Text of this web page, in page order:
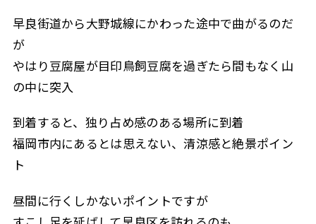
早良街道から大野城線にかわった途中で曲がるのだ
が
やはり豆腐屋が目印鳥飼豆腐を過ぎたら間もなく山
の中に突入
到着すると、独り占め感のある場所に到着
福岡市内にあるとは思えない、清涼感と絶景ポイン
ト
昼間に行くしかないポイントですが